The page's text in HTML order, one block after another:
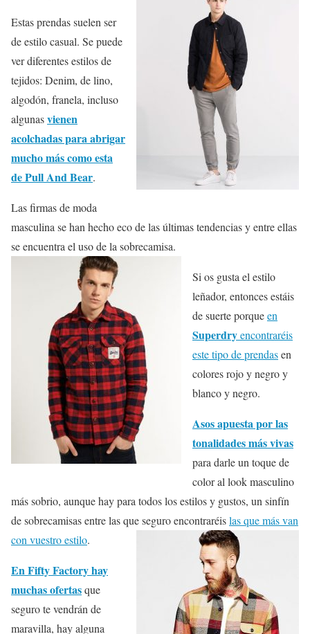
Estas prendas suelen ser
de estilo casual. Se puede
ver diferentes estilos de
tejidos: Denim, de lino,
algodón, franela, incluso
algunasvienen
acolchadas para abrigar
mucho más como esta
de Pull And Bear.
Las firmas de moda
masculina se han hecho eco de las últimas tendencias y entre ellas
se encuentra el uso de la sobrecamisa.
Si os gusta el estilo
leñador, entonces estáis
de suerte porqueen
Superdryencontraréis
este tipo de prendasen
colores rojo y negro y
blanco y negro.
Asos apuesta por las
tonalidades más vivas
para darle un toque de
color al look masculino
más sobrio, aunque hay para todos los estilos y gustos, un sinfín
de sobrecamisas entre las que seguro encontraréislas que más van
con vuestro estilo.
En Fifty Factory hay
muchas ofertasque
seguro te vendrán de
maravilla, hay alguna